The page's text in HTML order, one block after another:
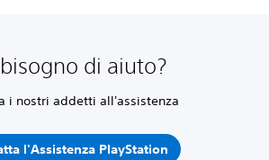
di aiuto?
i nostri addetti all'assistenza
l'Assistenza PlayStation